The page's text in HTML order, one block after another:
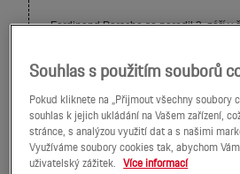
Souhlas s použitím souborů
Pokud kliknete na „Přijmout všechny soubory
souhlas k jejich ukládání na Vašem zařízení,
stránce, s analýzou využití dat a s našimi
Využíváme soubory cookies tak, abychom
uživatelský zážitek. Více informací